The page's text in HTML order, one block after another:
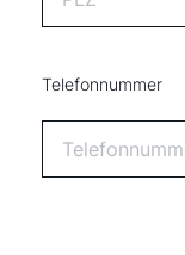
Telefonnummer